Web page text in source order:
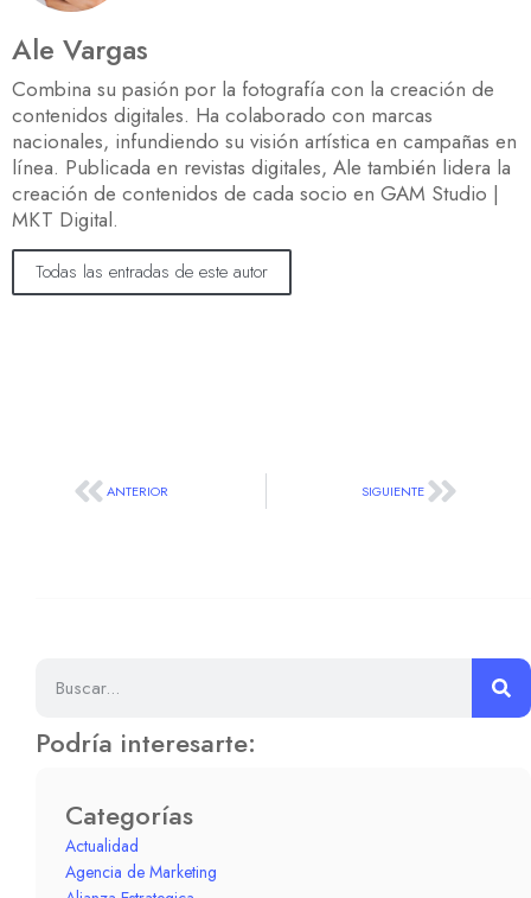
Ale Vargas
Combina su pasión por la fotografía con la creación de
contenidos digitales. Ha colaborado con marcas
nacionales, infundiendo su visión artística en campañas en
línea. Publicada en revistas digitales, Ale también lidera la
creación de contenidos de cada socio en GAM Studio |
MKT Digital.
Todas las entradas de este autor
ANTERIOR SIGUIENTE
Podría interesarte:
Categorías
Actualidad
Agencia de Marketing